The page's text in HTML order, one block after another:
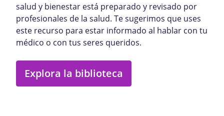
salud y bienestar está preparado y revisado por
profesionales de la salud. Te sugerimos que uses
este recurso para estar informado al hablar con tu
médico o con tus seres queridos.
Explora la biblioteca